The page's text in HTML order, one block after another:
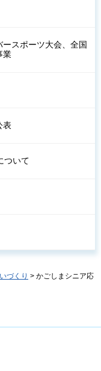
スポーツ大会、全国
業
表
ついて
づくり > かごしまシニア応